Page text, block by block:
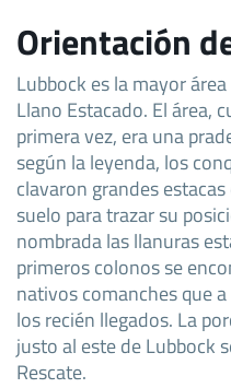
Orientación
Lubbock es la mayor
Llano Estacado. El área,
primera vez, era una
según la leyenda, los
clavaron grandes
suelo para trazar su
nombrada las llanuras
primeros colonos se
nativos comanches que
los recién llegados. La
justo al este de Lubbock
Rescate.